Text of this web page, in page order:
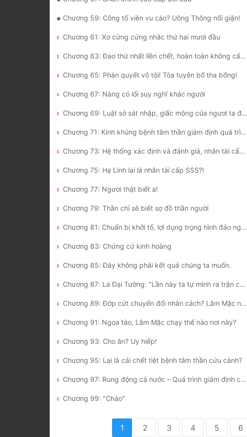
Chương 59: Công tố viên vu cáo? Uông Thông nổi giận!
Chương 61: Xơ cứng cứng nhắc thứ hai mươi đầu
Chương 63: Đao thứ nhất liền chết, hoàn toàn không cấu thành tội cố ý giết người.
Chương 65: Phán quyết vô tội! Tòa tuyên bố tha bổng!
Chương 67: Nàng có lối suy nghĩ khác người
Chương 69: Luật sở sát nhập, giấc mộng của ngươi ta đến ủng hộ!
Chương 71: Kinh khủng bệnh tâm thần giám định quá trình
Chương 73: Hệ thống xác định và đánh giá, nhân tài cấp S!
Chương 75: Hạ Linh lại là nhân tài cấp SSS?!
Chương 77: Ngươi thật biết a!
Chương 79: Thần chỉ sẽ biết sợ đồ thần người
Chương 81: Chuẩn bị khởi tố, lợi dụng trọng hình đảo ngược bức bách!
Chương 83: Chứng cứ kinh hoàng
Chương 85: Đây không phải kết quả chúng ta muốn.
Chương 87: La Đại Tường: "Lần này ta tự mình ra trận cũng không chắc thắng!"
Chương 89: Đớp cứt chuyển đổi nhân cách? Lâm Mặc nghịch thiên phát biểu
Chương 91: Ngọa tào, Lâm Mặc chạy thế nào nơi này?
Chương 93: Cho ăn? Uy hiếp!
Chương 95: Lại là cái chết tiệt bệnh tâm thần cứu cánh?
Chương 97: Rung động cả nước – Quá trình giám định cứng rắn!
Chương 99: "Cháo"
1 2 3 4 5 6